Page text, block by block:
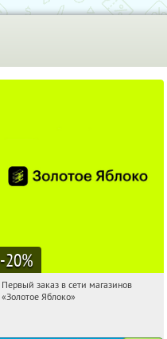
-20%
09:18:02
Получи первым!
Первый заказ в сети магазинов
«Золотое Яблоко»